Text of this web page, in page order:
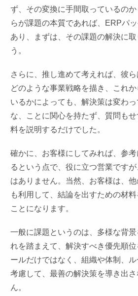
ず、その変換に手間取っているの
らが課題の本質であれば、ERPパ
あり、まずは、その課題の解決に
う。
さらに、推し進めて考えれば、彼ら
どのような事業戦略を描き、これ
いるかによっても、解決策は変わ
な、ことに関心を持たず、質問も
料を説明するだけでした。
確かに、お客様にしてみれば、参
るという点で、役に立つ営業です
はありません。当然、お客様は、他
も利用して、結論を出すための材
ことになります。
一般に課題というのは、多様な背
れを踏まえて、解決すべき優先順
ールだけではなく、組織や体制、
考慮して、最善の解決策を導き出
ん。